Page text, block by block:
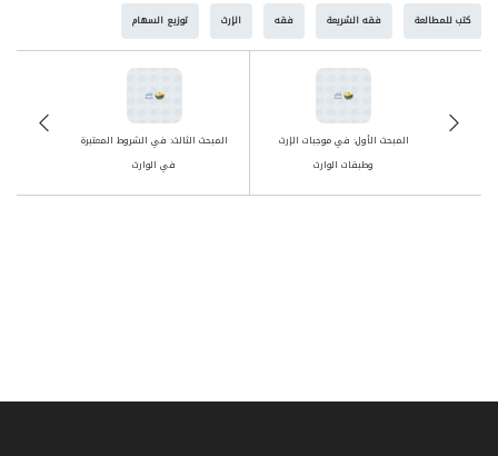
كتب للمطالعة فقه الشريعة فقه الإرث توزيع السهام
المبحث الثالث: في الشروط المعتبرة
في الوارث
المبحث الأول: في موجبات الإرث
وطبقات الوارث